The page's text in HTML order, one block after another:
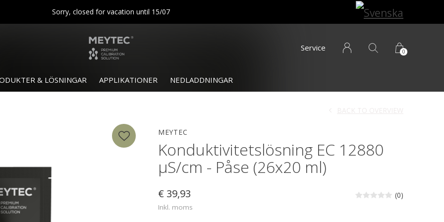
& LÖSNINGAR APPLIKATIONER NEDLADDNINGAR
Service 0
Sorry, closed for vacation until 15/07
MEYTEC
Konduktivitetslösning EC 12880
µS/cm - Påse (26x20 ml)
€ 39,93
Inkl. moms
(0)